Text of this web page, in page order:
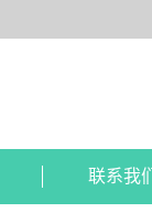
联系我们